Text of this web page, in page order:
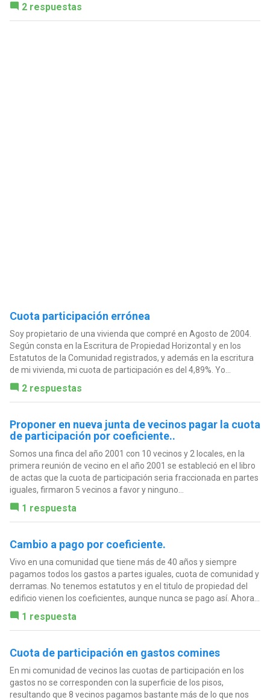
2 respuestas
Cuota participación errónea
Soy propietario de una vivienda que compré en Agosto de 2004.
Según consta en la Escritura de Propiedad Horizontal y en los
Estatutos de la Comunidad registrados, y además en la escritura
de mi vivienda, mi cuota de participación es del 4,89%. Yo...
2 respuestas
Proponer en nueva junta de vecinos pagar la cuota
de participación por coeficiente..
Somos una finca del año 2001 con 10 vecinos y 2 locales, en la
primera reunión de vecino en el año 2001 se estableció en el libro
de actas que la cuota de participación seria fraccionada en partes
iguales, firmaron 5 vecinos a favor y ninguno...
1 respuesta
Cambio a pago por coeficiente.
Vivo en una comunidad que tiene más de 40 años y siempre
pagamos todos los gastos a partes iguales, cuota de comunidad y
derramas. No tenemos estatutos y en el titulo de propiedad del
edificio vienen los coeficientes, aunque nunca se pago así. Ahora...
1 respuesta
Cuota de participación en gastos comines
En mi comunidad de vecinos las cuotas de participación en los
gastos no se corresponden con la superficie de los pisos,
resultando que 8 vecinos pagamos bastante más de lo que nos